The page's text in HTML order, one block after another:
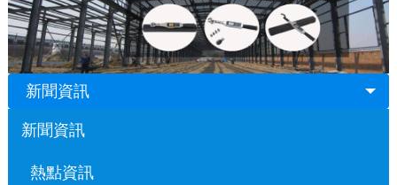
新聞資訊
新聞資訊
熱點資訊